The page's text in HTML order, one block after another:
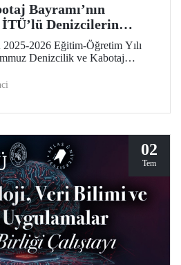
Bayramı’nın
İTÜ’lü Denizcilerin
2026 Eğitim-Öğretim Yılı
Denizcilik ve Kabotaj
sevinçlerini aileleriyle ve
02
Tem